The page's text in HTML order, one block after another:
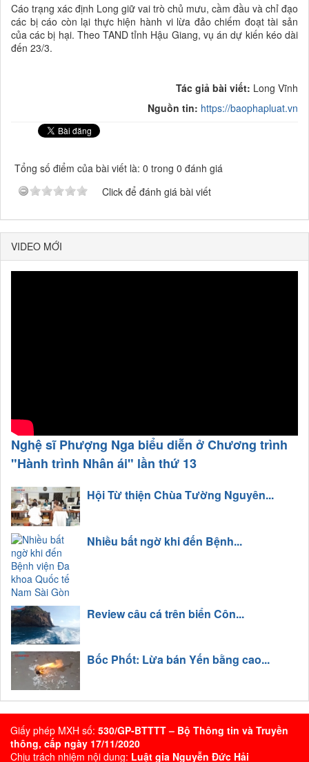
Cáo trạng xác định Long giữ vai trò chủ mưu, cầm đầu và chỉ đạo
các bị cáo còn lại thực hiện hành vi lừa đảo chiếm đoạt tài sản
của các bị hại. Theo TAND tỉnh Hậu Giang, vụ án dự kiến kéo dài
đến 23/3.
Tác giả bài viết: Long Vĩnh
Nguồn tin: https://baophapluat.vn
Tổng số điểm của bài viết là: 0 trong 0 đánh giá
Click để đánh giá bài viết
VIDEO MỚI
Nghệ sĩ Phượng Nga biểu diễn ở Chương trình
"Hành trình Nhân ái" lần thứ 13
Hội Từ thiện Chùa Tường Nguyên...
Nhiều bất ngờ khi đến Bệnh...
Review câu cá trên biển Côn...
Bốc Phốt: Lừa bán Yến bằng cao...
Giấy phép MXH số: 530/GP-BTTTT – Bộ Thông tin và Truyền
thông, cấp ngày 17/11/2020
Chịu trách nhiệm nội dung: Luật gia Nguyễn Đức Hải